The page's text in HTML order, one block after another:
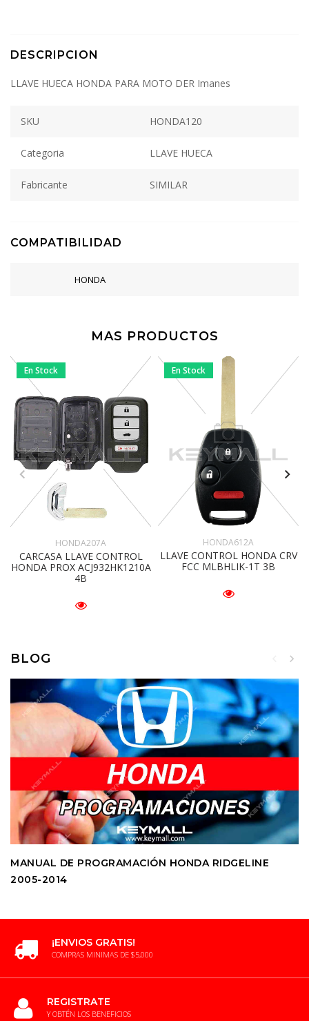
DESCRIPCION
LLAVE HUECA HONDA PARA MOTO DER Imanes
SKU HONDA120
Categoria LLAVE HUECA
Fabricante SIMILAR
COMPATIBILIDAD
HONDA
MAS PRODUCTOS
En Stock
HONDA207A
CARCASA LLAVE CONTROL
HONDA PROX ACJ932HK1210A
4B
En Stock
HONDA612A
LLAVE CONTROL HONDA CRV
FCC MLBHLIK-1T 3B
BLOG
MANUAL DE PROGRAMACIÓN HONDA RIDGELINE
2005-2014
¡ENVIOS GRATIS!
COMPRAS MINIMAS DE $5,000
REGISTRATE
Y OBTÉN LOS BENEFICIOS